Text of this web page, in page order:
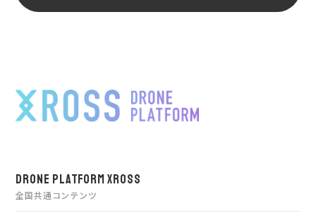
DRONE PLATFORM XROSS
全国共通コンテンツ